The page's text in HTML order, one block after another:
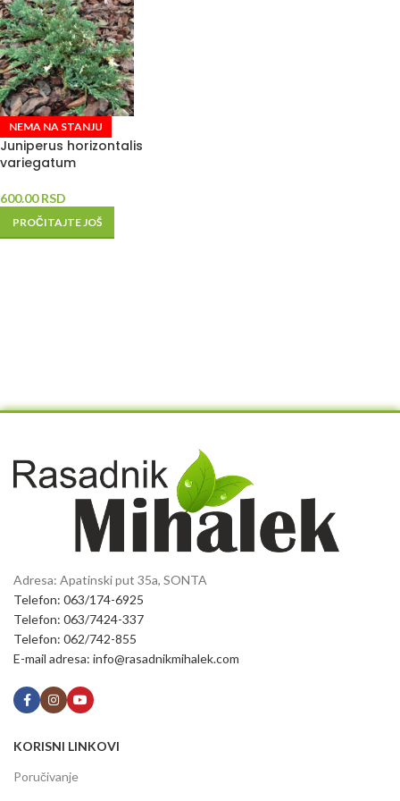
NEMA NA STANJU
Juniperus horizontalis
variegatum
600.00RSD
PROČITAJTE JOŠ
Adresa: Apatinski put 35a, SONTA
Telefon: 063/174-6925
Telefon: 063/7424-337
Telefon: 062/742-855
E-mail adresa: info@rasadnikmihalek.com
KORISNI LINKOVI
Poručivanje